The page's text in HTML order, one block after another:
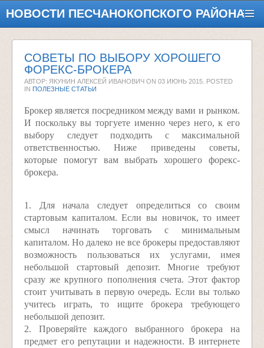
НОВОСТИ ПЕСЧАНОКОПСКОГО РАЙОНА
СОВЕТЫ ПО ВЫБОРУ ХОРОШЕГО
ФОРЕКС-БРОКЕРА
АВТОР: ЯКУНИН АЛЕКСЕЙ ИВАНОВИЧ ON 03 ИЮНЬ 2015 . POSTED
IN ПОЛЕЗНЫЕ СТАТЬИ
Брокер является посредником между вами и рынком.
И поскольку вы торгуете именно через него, к его
выбору следует подходить с максимальной
ответственностью. Ниже приведены советы,
которые помогут вам выбрать хорошего форекс-
брокера.
1. Для начала следует определиться со своим
стартовым капиталом. Если вы новичок, то имеет
смысл начинать торговать с минимальным
капиталом. Но далеко не все брокеры предоставляют
возможность пользоваться их услугами, имея
небольшой стартовый депозит. Многие требуют
сразу же крупного пополнения счета. Этот фактор
стоит учитывать в первую очередь. Если вы только
учитесь играть, то ищите брокера требующего
небольшой депозит.
2. Проверяйте каждого выбранного брокера на
предмет его репутации и надежности. В интернете